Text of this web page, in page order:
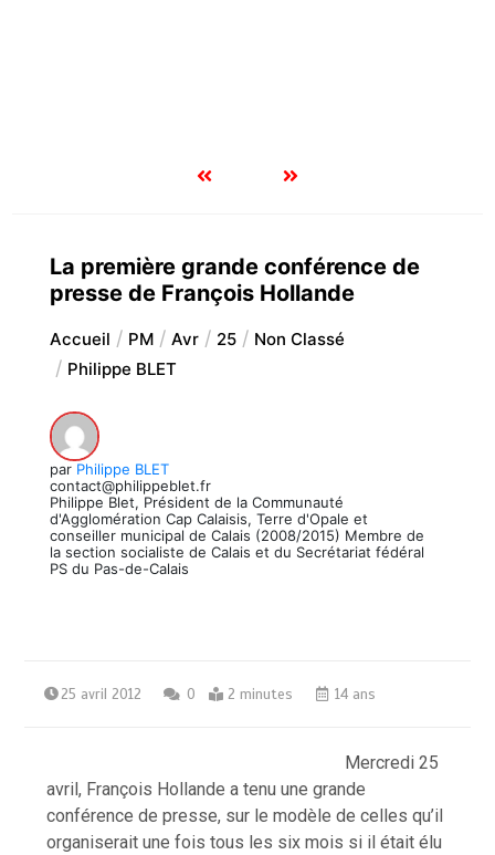
La première grande conférence de
presse de François Hollande
Accueil PM Avr 25
Non Classé
Philippe BLET
par Philippe BLET
contact@philippeblet.fr
Philippe Blet, Président de la Communauté
d'Agglomération Cap Calaisis, Terre d'Opale et
conseiller municipal de Calais (2008/2015) Membre de
la section socialiste de Calais et du Secrétariat fédéral
PS du Pas-de-Calais
25 avril 2012 0 2 minutes 14 ans
Mercredi 25
avril, François Hollande a tenu une grande
conférence de presse, sur le modèle de celles qu’il
organiserait une fois tous les six mois si il était élu